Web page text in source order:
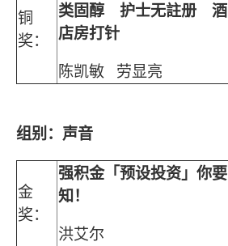
铜
奖：
类固醇 护士无註册 酒
店房打针
陈凯敏 劳显亮
组别：声音
金
奖：
强积金「预设投资」你要
知！
洪艾尔